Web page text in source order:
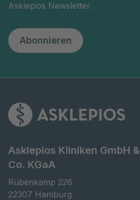
Asklepios Newsletter.
Abonnieren
Asklepios Kliniken GmbH &
Co. KGaA
Rübenkamp 226
22307 Hamburg